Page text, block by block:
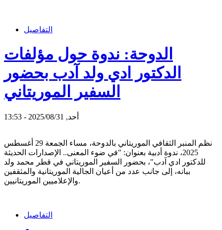
التفاصيل
الدوحة: ندوة حول مؤلفات
الدكتور ادي ولد آدب بحضور
السفير الموريتاني
أحد, 2025/08/31 - 13:53
نظم المنبر الثقافي الموريتاني بالدوحة، مساء الجمعة 29 أغسطس
2025، ندوة أدبية بعنوان: "في ضوء المعنى.. الإصدارات الحديثة
للدكتور ادي آدب"، بحضور السفير الموريتاني في قطر محمد ولد
ببانه، إلى جانب عدد من أعيان الجالية الموريتانية والمثقفين
والإعلاميين الموريتانيين.
التفاصيل